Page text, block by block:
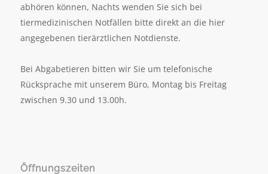
abhören können, Nachts wenden Sie sich bei
tiermedizinischen Notfällen bitte direkt an die hier
angegebenen tierärztlichen Notdienste.
Bei Abgabetieren bitten wir Sie um telefonische
Rücksprache mit unserem Büro, Montag bis Freitag
zwischen 9.30 und 13.00h.
Öffnungszeiten